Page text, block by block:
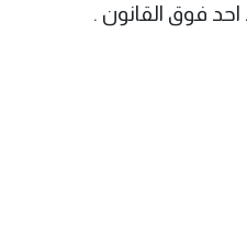
احد فوق القانون .